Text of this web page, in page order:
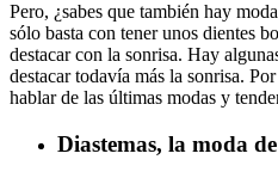
Pero, ¿sabes que también hay
sólo basta con tener unos dientes
destacar con la sonrisa. Hay
destacar todavía más la sonrisa.
hablar de las últimas modas y
Diastemas, la moda